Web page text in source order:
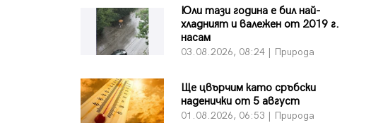
Юли тази година е бил най-
хладният и валежен от 2019 г.
насам
03.08.2026, 08:24 | Природа
Ще цвърчим като сръбски
наденички от 5 август
01.08.2026, 06:53 | Природа